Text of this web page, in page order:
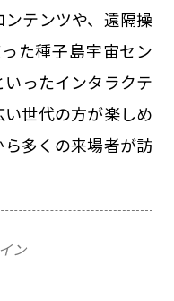
テンツや、遠隔操
た種子島宇宙セン
ったインタラクテ
世代の方が楽しめ
多くの来場者が訪
ン